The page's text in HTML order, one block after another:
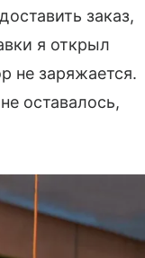
заказ,
я открыл
не заряжается.
оставалось,